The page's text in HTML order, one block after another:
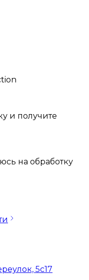
и получите
на обработку
5с17